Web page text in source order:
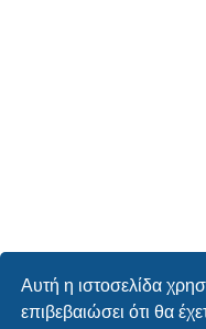
Αυτή η ιστοσελίδα
επιβεβαιώσει ότι θα
Ευρετήριο Δ.